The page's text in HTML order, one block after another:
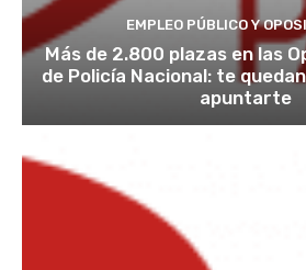
EMPLEO PÚBLICO Y
Más de 2.800 plazas en las
de Policía Nacional: te
apuntarte